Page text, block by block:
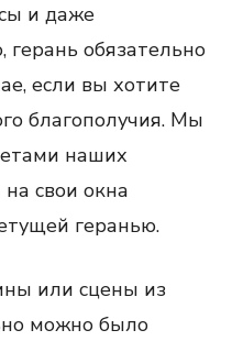
и даже
герань обязательно
если вы хотите
благополучия. Мы
наших
свои окна
геранью.
или сцены из
можно было